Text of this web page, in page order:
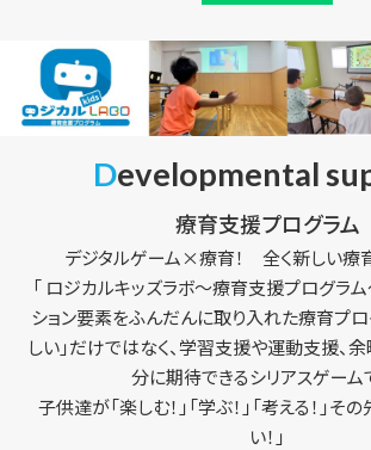
Developmental
療育支援プログラム
デジタルゲーム×療育！ 全く新しい療
「 ロジカルキッズラボ～療育支援プログラム
ション要素をふんだんに取り入れた療育プロ
しい」だけではなく、学習支援や運動支援、
分に期待できるシリアスゲーム
子供達が「楽しむ！」「学ぶ！」「考える！」そ
い！」